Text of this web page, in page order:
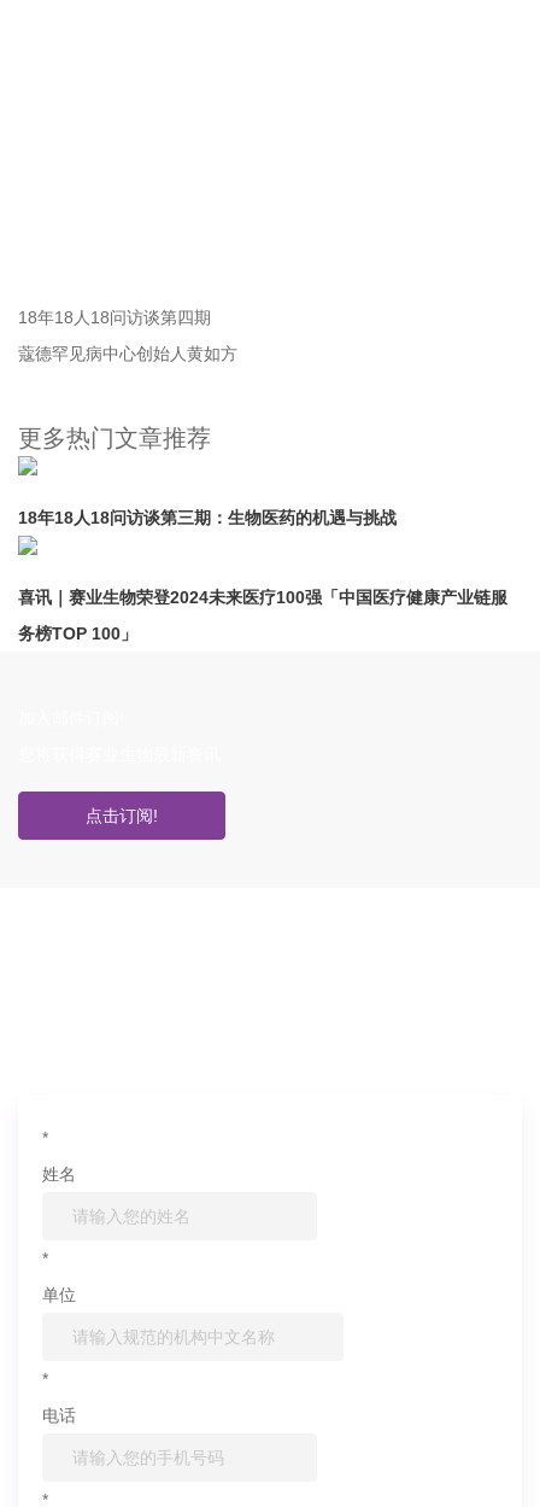
18年18人18问访谈第四期
蔻德罕见病中心创始人黄如方
更多热门文章推荐
18年18人18问访谈第三期：生物医药的机遇与挑战
喜讯｜赛业生物荣登2024未来医疗100强「中国医疗健康产业链服
务榜TOP 100」
点击订阅!
*
姓名
*
单位
*
电话
*